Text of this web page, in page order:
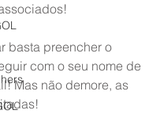
basta preencher o
com o seu nome de
Mas não demore, as